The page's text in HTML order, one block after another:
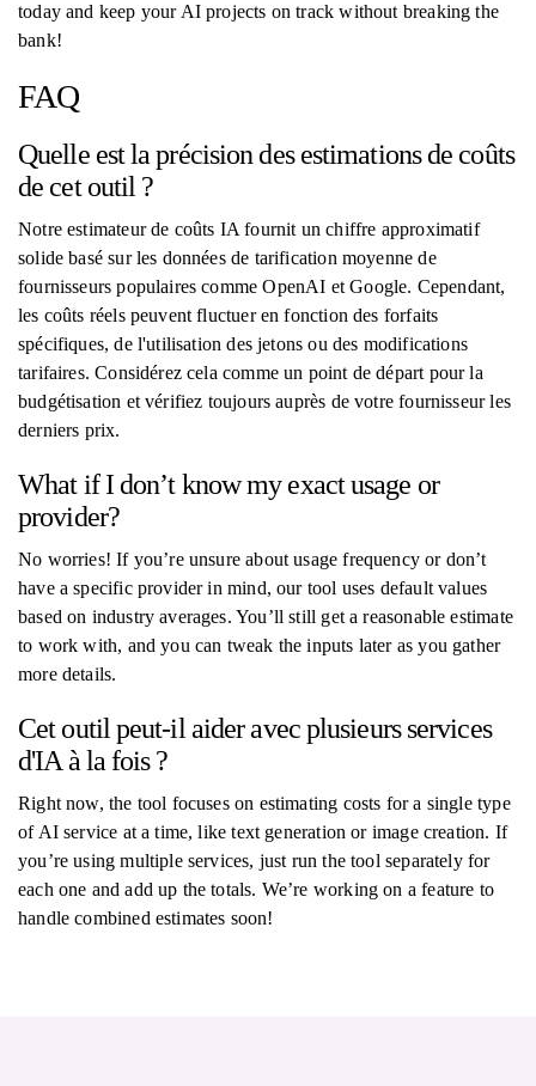
today and keep your AI projects on track without breaking the
bank!
FAQ
Quelle est la précision des estimations de coûts
de cet outil ?
Notre estimateur de coûts IA fournit un chiffre approximatif
solide basé sur les données de tarification moyenne de
fournisseurs populaires comme OpenAI et Google. Cependant,
les coûts réels peuvent fluctuer en fonction des forfaits
spécifiques, de l'utilisation des jetons ou des modifications
tarifaires. Considérez cela comme un point de départ pour la
budgétisation et vérifiez toujours auprès de votre fournisseur les
derniers prix.
What if I don’t know my exact usage or
provider?
No worries! If you’re unsure about usage frequency or don’t
have a specific provider in mind, our tool uses default values
based on industry averages. You’ll still get a reasonable estimate
to work with, and you can tweak the inputs later as you gather
more details.
Cet outil peut-il aider avec plusieurs services
d'IA à la fois ?
Right now, the tool focuses on estimating costs for a single type
of AI service at a time, like text generation or image creation. If
you’re using multiple services, just run the tool separately for
each one and add up the totals. We’re working on a feature to
handle combined estimates soon!